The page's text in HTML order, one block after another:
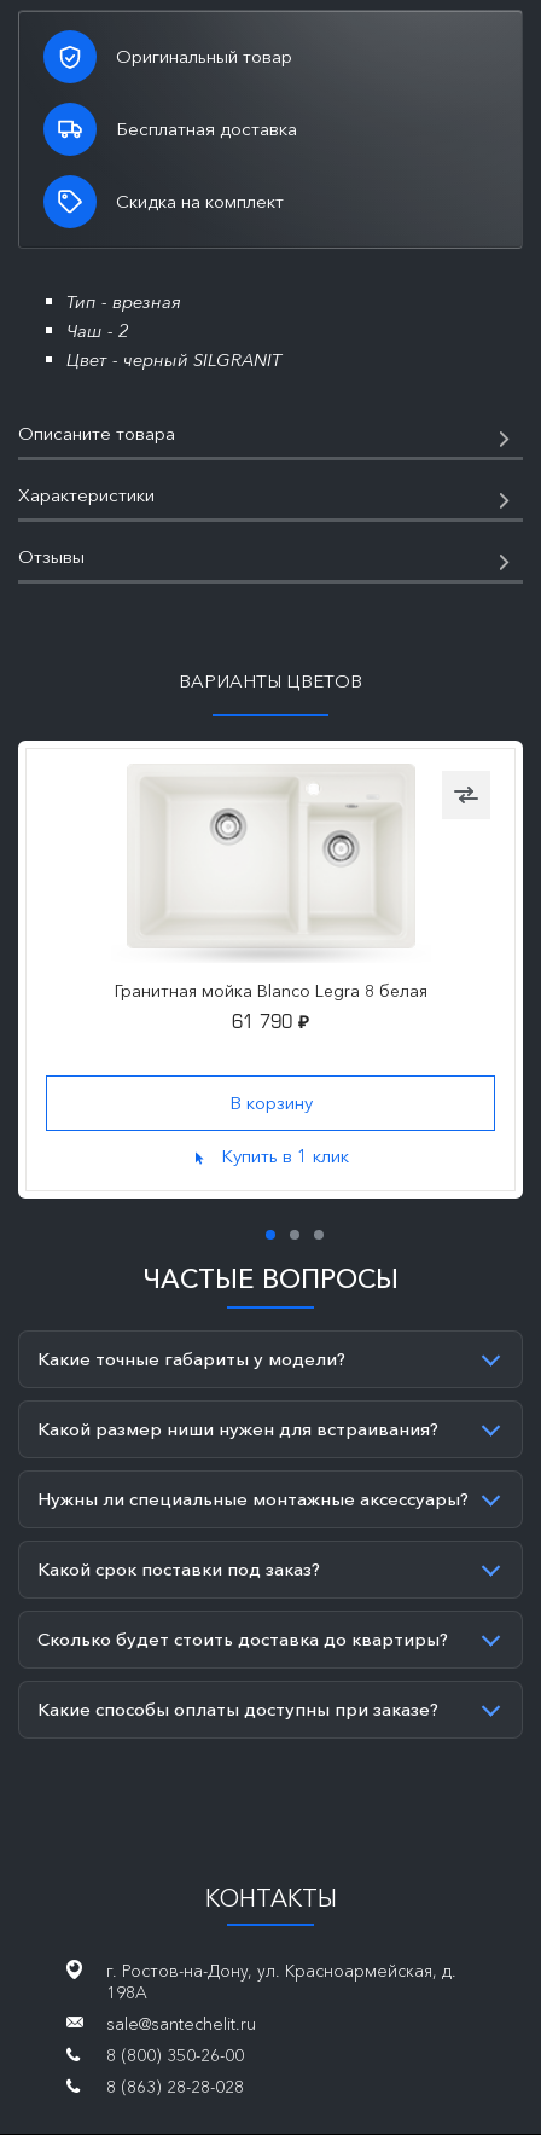
Оригинальный товар
Бесплатная доставка
Скидка на комплект
Тип - врезная
Чаш - 2
Цвет - черный SILGRANIT
Описаните товара
Характеристики
Отзывы
ВАРИАНТЫ ЦВЕТОВ
Гранитная мойка Blanco Legra 8 белая
61 790 ₽
Купить в 1 клик
ЧАСТЫЕ ВОПРОСЫ
Какие точные габариты у модели?
Какой размер ниши нужен для встраивания?
Нужны ли специальные монтажные аксессуары?
Какой срок поставки под заказ?
Сколько будет стоить доставка до квартиры?
Какие способы оплаты доступны при заказе?
КОНТАКТЫ
г. Ростов-на-Дону, ул. Красноармейская, д.
198А
sale@santechelit.ru
8 (800) 350-26-00
8 (863) 28-28-028